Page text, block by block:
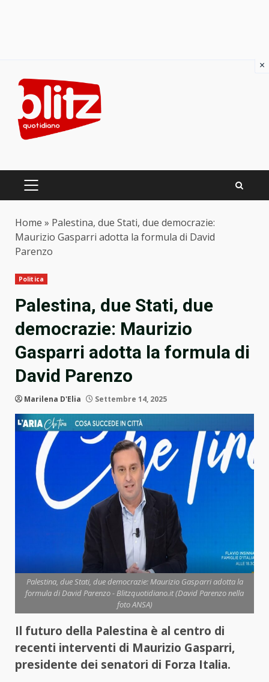
content
PRIMARY
Home » Palestina, due Stati, due democrazie:
Maurizio Gasparri adotta la formula di David
Parenzo
Politica
Palestina, due Stati, due
democrazie: Maurizio
Gasparri adotta la formula di
David Parenzo
Marilena D'Elia Settembre 14, 2025
Palestina, due Stati, due democrazie: Maurizio Gasparri adotta la
formula di David Parenzo - Blitzquotidiano.it (David Parenzo nella
foto ANSA)
Il futuro della Palestina è al centro di
recenti interventi di Maurizio Gasparri,
presidente dei senatori di Forza Italia.
×